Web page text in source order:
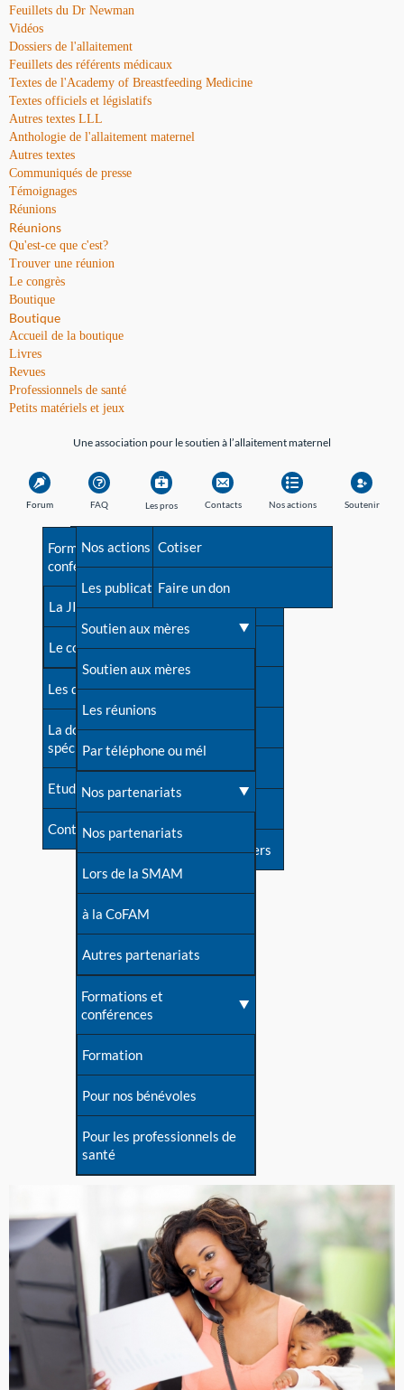
Feuillets du Dr Newman
Vidéos
Dossiers de l'allaitement
Feuillets des référents médicaux
Textes de l'Academy of Breastfeeding Medicine
Textes officiels et législatifs
Autres textes LLL
Anthologie de l'allaitement maternel
Autres textes
Communiqués de presse
Témoignages
Réunions
Réunions
Qu'est-ce que c'est?
Trouver une réunion
Le congrès
Boutique
Boutique
Accueil de la boutique
Livres
Revues
Professionnels de santé
Petits matériels et jeux
Une association pour le soutien à l’allaitement maternel
Forum FAQ
Avant la naissance
Les débuts
Une difficulté d'allaitement ?
Cas particuliers
Mythes et vérités
Devenir animatrice ?
Une question sur le site
Les pros
Formations et
conférences
La JIA
Le congrès
Les dossiers de l'allaitement
La documentation
spécialisée
Etudes récentes
Contact
Contacts
Besoin d'aide?
Répertoire de tous les
contacts
Contact presse
Dossier de presse
Soutenir LLL
Livre d'or
Forum
S'inscrire à nos newsletters
Nos actions
Nos actions
Les publications
Soutien aux mères
Soutien aux mères
Les réunions
Par téléphone ou mél
Nos partenariats
Nos partenariats
Lors de la SMAM
à la CoFAM
Autres partenariats
Formations et
conférences
Formation
Pour nos bénévoles
Pour les professionnels de
santé
Soutenir
Cotiser
Faire un don